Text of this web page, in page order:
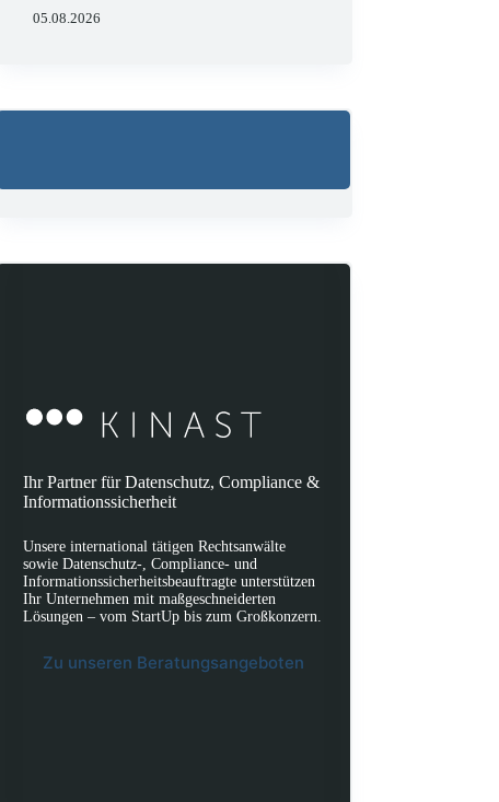
05.08.2026
Ihr Partner für Datenschutz, Compliance &
Informationssicherheit
Unsere international tätigen Rechtsanwälte
sowie Datenschutz-, Compliance- und
Informationssicherheitsbeauftragte unterstützen
Ihr Unternehmen mit maßgeschneiderten
Lösungen – vom StartUp bis zum Großkonzern.
Zu unseren Beratungsangeboten